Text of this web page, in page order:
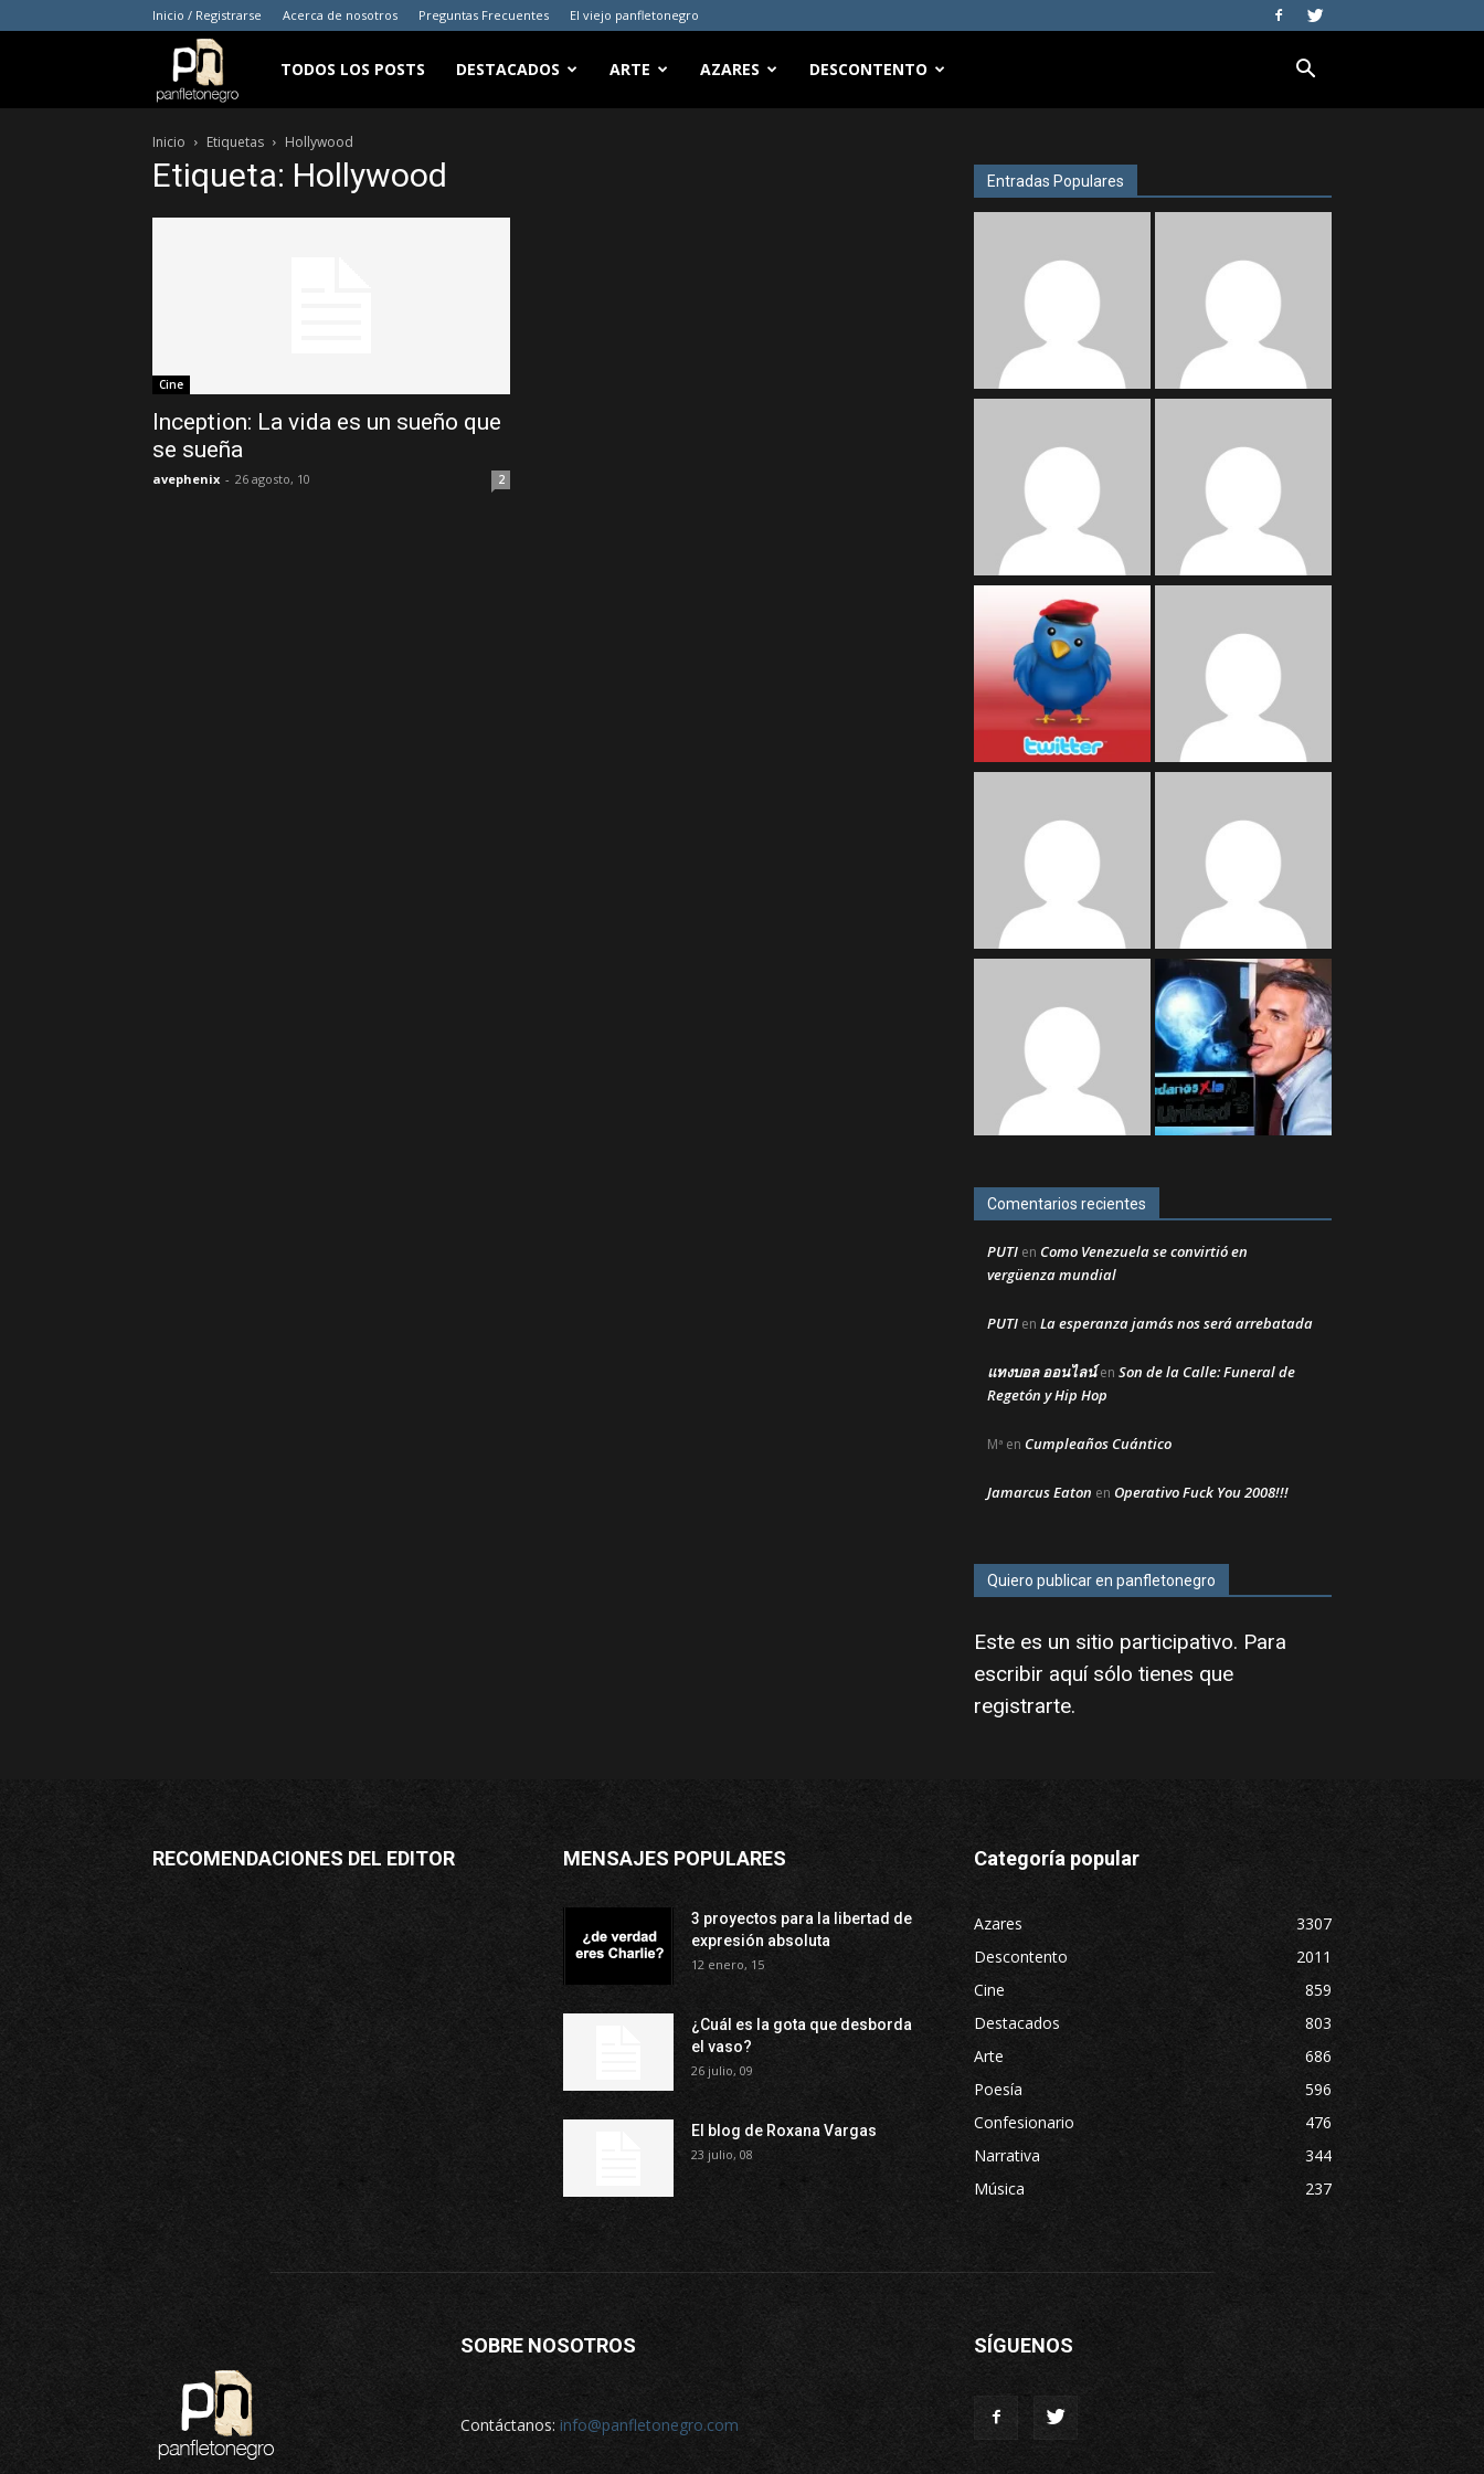
Inicio / Registrarse Acerca de nosotros Preguntas Frecuentes El viejo panfletonegro
panfletonegro
TODOS LOS POSTS DESTACADOS ARTE AZARES DESCONTENTO
Inicio Etiquetas Hollywood
Etiqueta: Hollywood
Cine
Inception: La vida es un sueño que
se sueña
avephenix - 26 agosto, 10 2
Entradas Populares
Comentarios recientes
PUTI en Como Venezuela se convirtió en
vergüenza mundial
PUTI en La esperanza jamás nos será arrebatada
แทงบอล ออนไลน์en Son de la Calle: Funeral de
Regetón y Hip Hop
Mª en Cumpleaños Cuántico
Jamarcus Eaton en Operativo Fuck You 2008!!!
Quiero publicar en panfletonegro
Este es un sitio participativo. Para
escribir aquí sólo tienes que
registrarte.
RECOMENDACIONES DEL EDITOR MENSAJES POPULARES
3 proyectos para la libertad de
expresión absoluta
12 enero, 15
¿Cuál es la gota que desborda
el vaso?
26 julio, 09
El blog de Roxana Vargas
23 julio, 08
Categoría popular
Azares
3307
Descontento
2011
Cine
859
Destacados
803
Arte
686
Poesía
596
Confesionario
476
Narrativa
344
Música
237
SOBRE NOSOTROS
Contáctanos: info@panfletonegro.com
SÍGUENOS